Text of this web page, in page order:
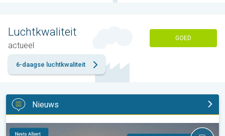
Luchtkwaliteit
actueel
GOED
6-daagse luchtkwaliteit
Nieuws
De weerfoto van de week. Weer&Radar uploader. . .